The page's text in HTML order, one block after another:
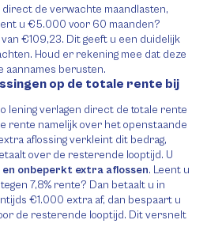
direct de verwachte maandlasten,
u €5.000 voor 60 maanden?
€109,23. Dit geeft u een duidelijk
Houd er rekening mee dat deze
aannames berusten.
op de totale rente bij
lening verlagen direct de totale rente
rente namelijk over het openstaande
aflossing verkleint dit bedrag,
over de resterende looptijd. U
onbeperkt extra aflossen. Leent u
7,8% rente? Dan betaalt u in
€1.000 extra af, dan bespaart u
de resterende looptijd. Dit versnelt